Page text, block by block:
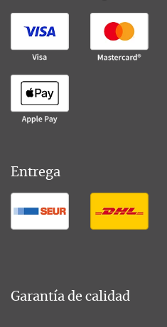
Entrega
Garantía de calidad